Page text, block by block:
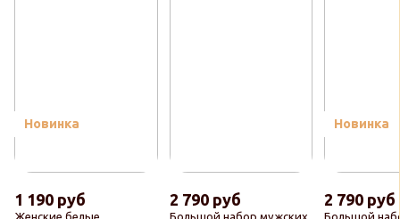
Новинка
Женские белые
1 190 руб
Большой набор мужских
2 790 руб
Новинка
Большой
2 790 руб